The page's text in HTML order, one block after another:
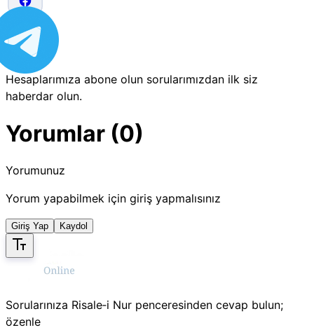
Hesaplarımıza abone olun sorularımızdan ilk siz
haberdar olun.
Yorumlar (0)
Yorumunuz
Yorum yapabilmek için giriş yapmalısınız
Giriş Yap Kaydol
Sorularınıza Risale‑i Nur penceresinden cevap bulun;
özenle